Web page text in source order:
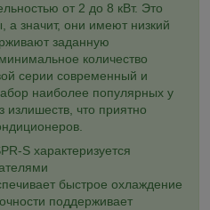
от 2 до 8 кВт. Это
а значит, они имеют низкий
заданную
количество
серии современный и
наиболее популярных у
излишеств, что приятно
S характеризуется
быстрое охлаждение
поддерживает